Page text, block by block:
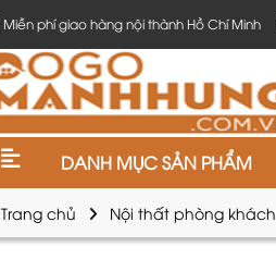
Miễn phí giao hàng nội thành Hồ Chí Minh
DANH MỤC SẢN PHẨM
Trang chủ Nội thất phòng khách